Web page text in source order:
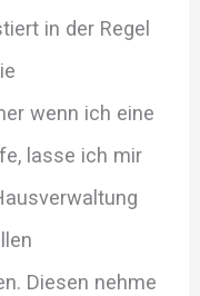
in der Regel
wenn ich eine
lasse ich mir
Diesen nehme